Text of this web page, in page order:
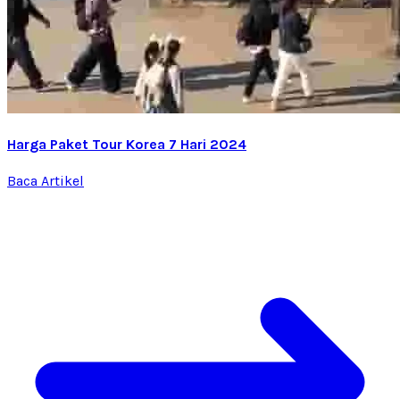
Harga Paket Tour Korea 7 Hari 2024
Baca Artikel